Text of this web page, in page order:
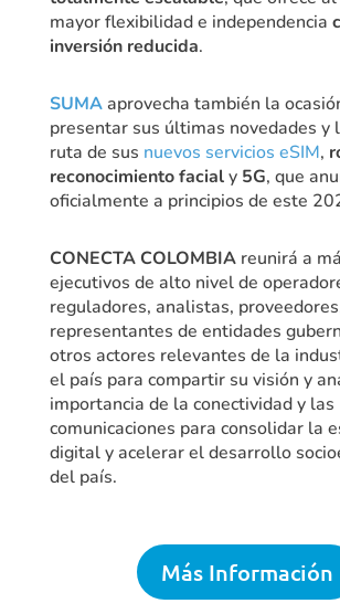
mayor flexibilidad e independencia
inversión reducida.
SUMAaprovecha también la
presentar sus últimas novedades y
ruta de sus nuevos servicios eSIM,
reconocimiento facialy 5G, que
oficialmente a principios de este
CONECTA COLOMBIAreunirá a
ejecutivos de alto nivel de
reguladores, analistas,
representantes de entidades
otros actores relevantes de la
el país para compartir su visión y
importancia de la conectividad y las
comunicaciones para consolidar la
digital y acelerar el desarrollo
del país.
Más Información